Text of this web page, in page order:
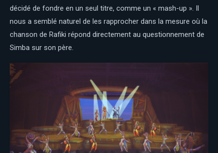
décidé de fondre en un seul titre, comme un « mash-up ». Il
nous a semblé naturel de les rapprocher dans la mesure où la
chanson de Rafiki répond directement au questionnement de
Simba sur son père.